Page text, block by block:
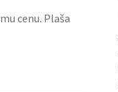
cenu. Plaša